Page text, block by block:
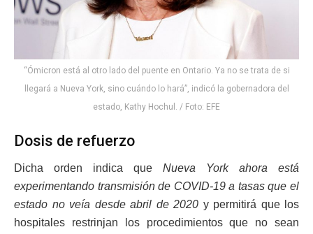
“Ómicron está al otro lado del puente en Ontario. Ya no se trata de si
llegará a Nueva York, sino cuándo lo hará”, indicó la gobernadora del
estado, Kathy Hochul. / Foto: EFE
Dosis de refuerzo
Dicha orden indica que Nueva York ahora está
experimentando transmisión de COVID-19 a tasas que el
estado no veía desde abril de 2020 y permitirá que los
hospitales restrinjan los procedimientos que no sean